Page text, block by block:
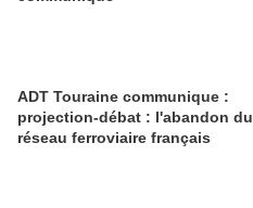
ADT Touraine communique :
projection-débat : l'abandon du
réseau ferroviaire français